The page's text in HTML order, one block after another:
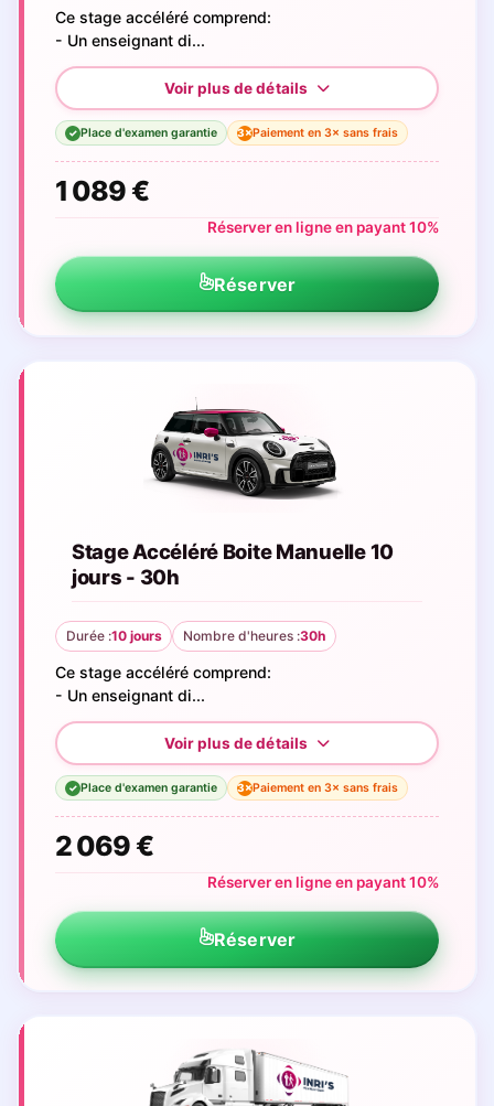
Ce stage accéléré comprend:
- Un enseignant di...
✓ Place d'examen garantie 3×Paiement en 3× sans frais
1 089 €
Réserver en ligne en payant 10%
Réserver
Stage Accéléré Boite Manuelle 10
jours - 30h
Durée :10 jours Nombre d'heures :30h
Ce stage accéléré comprend:
- Un enseignant di...
✓ Place d'examen garantie 3×Paiement en 3× sans frais
2 069 €
Réserver en ligne en payant 10%
Réserver